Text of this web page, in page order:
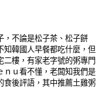
，不論是松子茶、松子餅
知韓國人早餐都吃什麼，但
二樓，有家老字號的粥專門
ｎｕ看不懂，老闆知我們是
食後評語，其中推薦土雞粥